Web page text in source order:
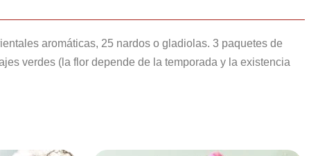
aromáticas, 25 nardos o gladiolas. 3 paquetes de
verdes (la flor depende de la temporada y la existencia